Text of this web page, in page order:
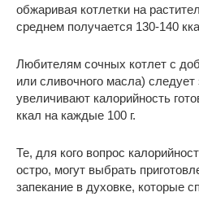
обжаривая котлетки на
среднем получается 130-140
Любителям сочных котлет с
или сливочного масла) следует
увеличивают калорийность
ккал на каждые 100 г.
Те, для кого вопрос
остро, могут выбрать
запекание в духовке, которые